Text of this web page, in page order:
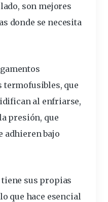
son mejores
donde se necesita
termofusibles, que
al enfriarse,
presión, que
adhieren bajo
tiene sus propias
que hace esencial